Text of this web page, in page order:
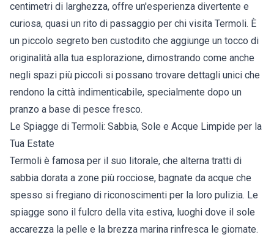
centimetri di larghezza, offre un'esperienza divertente e
curiosa, quasi un rito di passaggio per chi visita Termoli. È
un piccolo segreto ben custodito che aggiunge un tocco di
originalità alla tua esplorazione, dimostrando come anche
negli spazi più piccoli si possano trovare dettagli unici che
rendono la città indimenticabile, specialmente dopo un
pranzo a base di pesce fresco.
Le Spiagge di Termoli: Sabbia, Sole e Acque Limpide per la
Tua Estate
Termoli è famosa per il suo litorale, che alterna tratti di
sabbia dorata a zone più rocciose, bagnate da acque che
spesso si fregiano di riconoscimenti per la loro pulizia. Le
spiagge sono il fulcro della vita estiva, luoghi dove il sole
accarezza la pelle e la brezza marina rinfresca le giornate.